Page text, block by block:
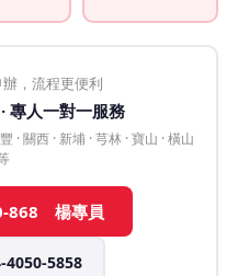
，流程更便利
專人一對一服務
· 關西 · 新埔 · 芎林 · 寶山 · 橫山
868 楊專員
5858